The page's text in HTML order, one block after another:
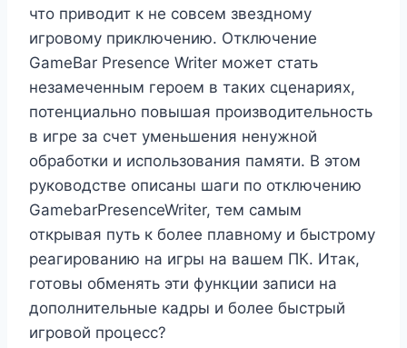
что приводит к не совсем звездному
игровому приключению. Отключение
GameBar Presence Writer может стать
незамеченным героем в таких сценариях,
потенциально повышая производительность
в игре за счет уменьшения ненужной
обработки и использования памяти. В этом
руководстве описаны шаги по отключению
GamebarPresenceWriter, тем самым
открывая путь к более плавному и быстрому
реагированию на игры на вашем ПК. Итак,
готовы обменять эти функции записи на
дополнительные кадры и более быстрый
игровой процесс?